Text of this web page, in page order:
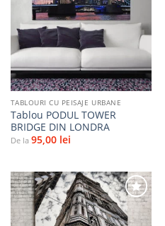
Adaugă
la
favorite
TABLOURI CU PEISAJE URBANE
Tablou PODUL TOWER
BRIDGE DIN LONDRA
De la 95,00 lei